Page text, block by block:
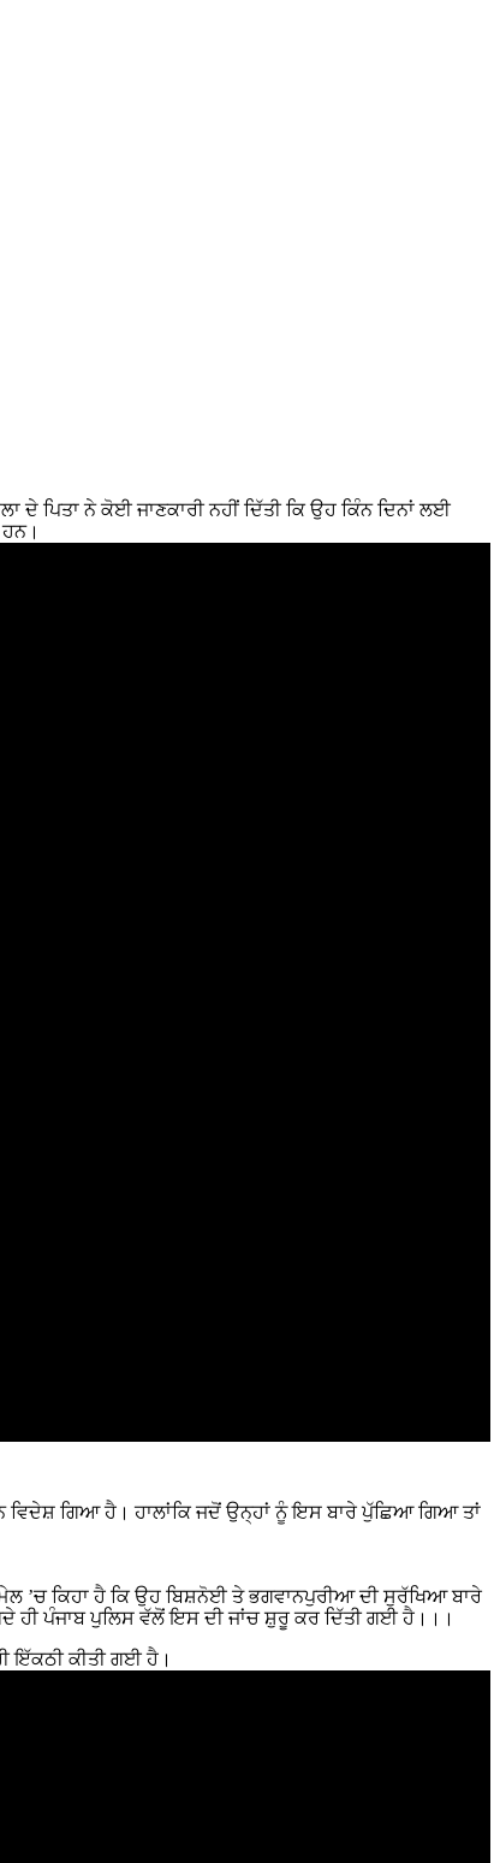
ਪਿਤਾ ਨੇ ਕੋਈ ਜਾਣਕਾਰੀ ਨਹੀਂ ਦਿੱਤੀ ਕਿ ਉਹ ਕਿੰਨ ਦਿਨਾਂ ਲਈ
ਵਿਦੇਸ਼ ਗਿਆ ਹੈ। ਹਾਲਾਂਕਿ ਜਦੋਂ ਉਨ੍ਹਾਂ ਨੂੰ ਇਸ ਬਾਰੇ ਪੁੱਛਿਆ ਗਿਆ ਤਾਂ
’ਚ ਕਿਹਾ ਹੈ ਕਿ ਉਹ ਬਿਸ਼ਨੋਈ ਤੇ ਭਗਵਾਨਪੁਰੀਆ ਦੀ ਸੁਰੱਖਿਆ ਬਾਰੇ
ਹੀ ਪੰਜਾਬ ਪੁਲਿਸ ਵੱਲੋਂ ਇਸ ਦੀ ਜਾਂਚ ਸ਼ੁਰੂ ਕਰ ਦਿੱਤੀ ਗਈ ਹੈ।।।
ਇੱਕਠੀ ਕੀਤੀ ਗਈ ਹੈ।